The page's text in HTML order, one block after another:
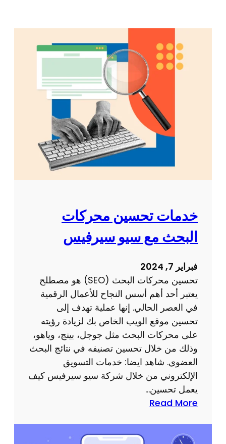
خدمات تحسين محركات
البحث مع سيو سيرفيس
فبراير 7, 2024
تحسين محركات البحث (SEO) هو مصطلح
يعتبر أحد أهم أسس النجاح للأعمال الرقمية
في العصر الحالي. إنها عملية تهدف إلى
تحسين موقع الويب الخاص بك لزيادة رؤيته
على محركات البحث مثل جوجل، بينج، وياهو،
وذلك من خلال تحسين تصنيفه في نتائج البحث
العضوي. شاهد ايضا: خدمات التسويق
الإلكتروني من خلال شركة سيو سيرفيس كيف
يعمل تحسين…
Read More